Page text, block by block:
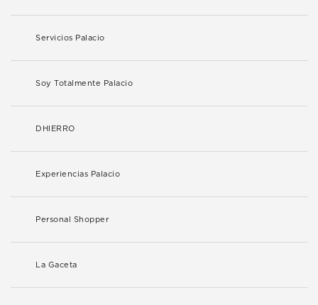
Servicios Palacio
Soy Totalmente Palacio
DHIERRO
Experiencias Palacio
Personal Shopper
La Gaceta